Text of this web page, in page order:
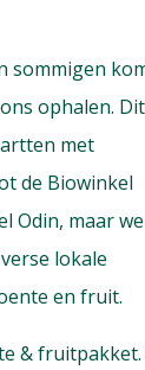
sommigen
ophalen. Dit
met
de Biowinkel
Odin, maar we
lokale
en fruit.
&